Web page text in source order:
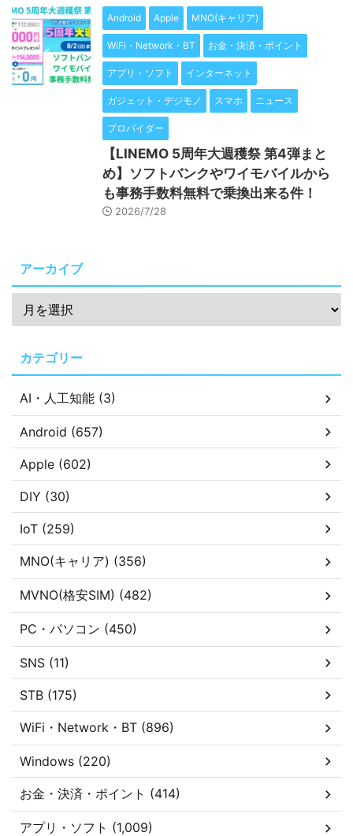
Android Apple MNO(キャリア)
WiFi・Network・BT お金・決済・ポイント
アプリ・ソフト インターネット
ガジェット・デジモノ スマホ ニュース
プロバイダー
【LINEMO 5周年大週穫祭 第4弾まと
め】ソフトバンクやワイモバイルから
も事務手数料無料で乗換出来る件！
2026/7/28
アーカイブ
カテゴリー
AI・人工知能 (3)
Android (657)
Apple (602)
DIY (30)
IoT (259)
MNO(キャリア) (356)
MVNO(格安SIM) (482)
PC・パソコン (450)
SNS (11)
STB (175)
WiFi・Network・BT (896)
Windows (220)
お金・決済・ポイント (414)
アプリ・ソフト (1,009)